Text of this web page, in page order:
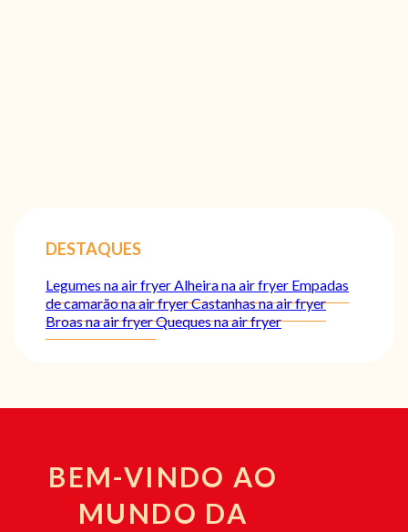
DESTAQUES
Legumes na air fryerAlheira na air fryer Empadas
de camarão na air fryerCastanhas na air fryer
Broas na air fryerQueques na air fryer
BEM-VINDO AO
MUNDO DA